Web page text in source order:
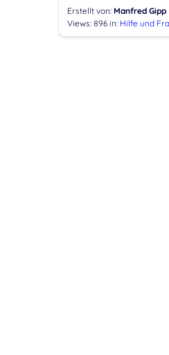
Erstellt von: Manfred Gipp
Views: 896 in: Hilfe und